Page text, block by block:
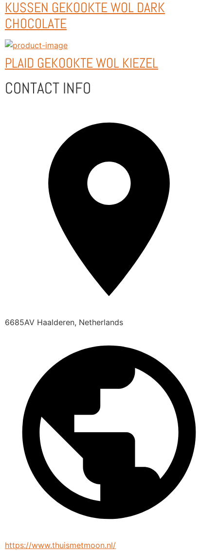
KUSSEN GEKOOKTE WOL DARK
CHOCOLATE
PLAID GEKOOKTE WOL KIEZEL
CONTACT INFO
6685AV Haalderen, Netherlands
https://www.thuismetmoon.nl/